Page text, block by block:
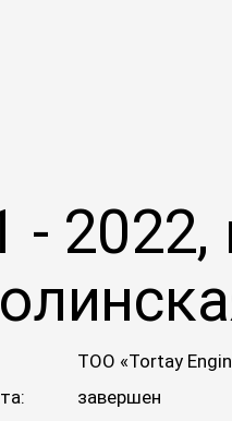
- 2022,
ТОО «Tortay
завершен